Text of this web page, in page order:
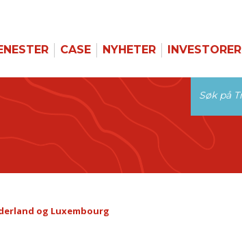
CASE NYHETER INVESTORER
og Luxembourg